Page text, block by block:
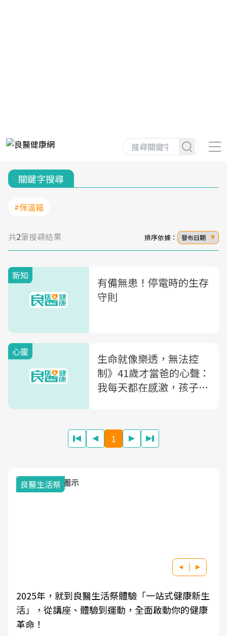
關鍵字搜尋
#保溫箱
共2筆搜尋結果 排序依據： 發布日期
新知
有備無患！停電時的生存
守則
心靈
生命就像樂透，無法控
制》41歲才當爸的心聲：
我每天都在感激，孩子是
1
良醫生活祭
2025年，就到良醫生活祭體驗「一站式健康新生
活」，從講座、體驗到運動，全面啟動你的健康
革命！